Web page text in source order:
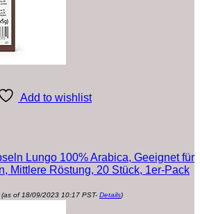
Add to wishlist
Lungo 100% Arabica, Geeignet für
Mittlere Röstung, 20 Stück, 1er-Pack
Preisspanne:
(as of 18/09/2023 10:17 PST- Details)